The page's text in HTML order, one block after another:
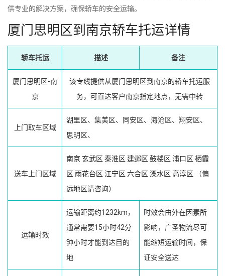
供专业的解决方案，确保轿车的安全运输。
厦门思明区到南京轿车托运详情
轿车托运 描述 备注
厦门思明区-南
京
该专线提供从厦门思明区到南京的轿车托运服
务，可直达客户南京指定地点，无需中转
上门取车区域
湖里区、集美区、同安区、海沧区、翔安区、
思明区、
送车上门区域
南京玄武区 秦淮区 建邺区 鼓楼区 浦口区 栖霞
区 雨花台区 江宁区 六合区 溧水区 高淳区 （偏
远地区请咨询）
运输时效
运输距离约1232km，
通常需要15小时42分
钟小时才能到达目的
地
时效会由外在因素所
影响，广圣物流尽可
能缩短运输时间，保
证安全送达